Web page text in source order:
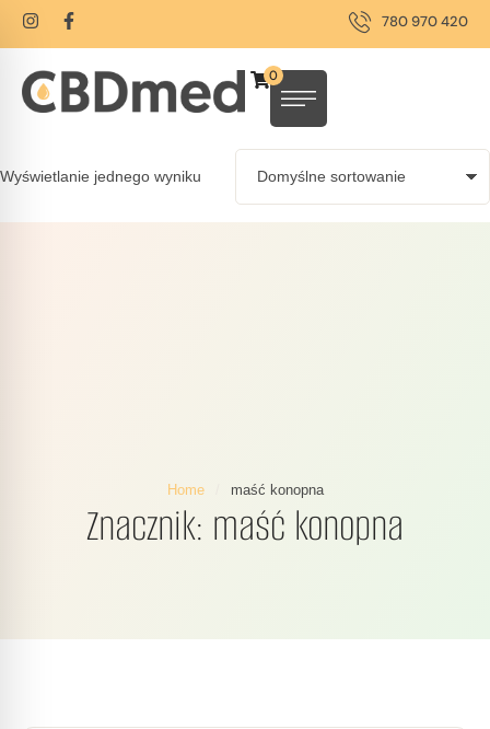
780 970 420
0
Wyświetlanie jednego wyniku
Home maść konopna
Znacznik: maść konopna